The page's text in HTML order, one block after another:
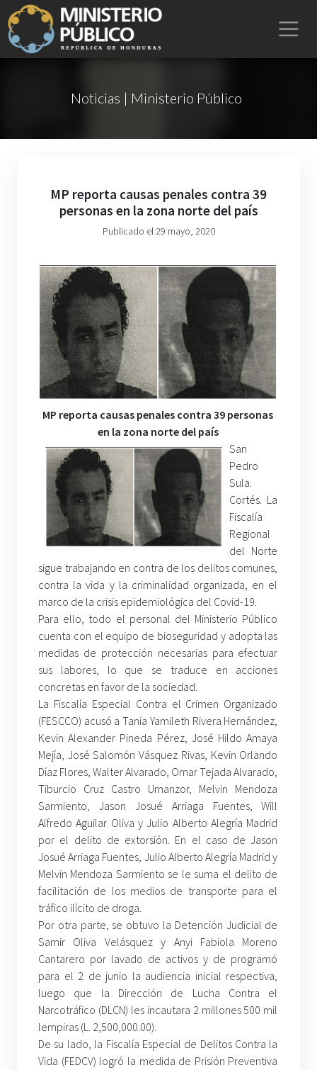
Noticias | Ministerio Público
MP reporta causas penales contra 39
personas en la zona norte del país
Publicado el 29 mayo, 2020
MP reporta causas penales contra 39 personas
en la zona norte del país
San
Pedro
Sula.
Cortés. La
Fiscalía
Regional
del Norte
sigue trabajando en contra de los delitos comunes,
contra la vida y la criminalidad organizada, en el
marco de la crisis epidemiológica del Covid-19.
Para ello, todo el personal del Ministerio Público
cuenta con el equipo de bioseguridad y adopta las
medidas de protección necesarias para efectuar
sus labores, lo que se traduce en acciones
concretas en favor de la sociedad.
La Fiscalía Especial Contra el Crimen Organizado
(FESCCO) acusó a Tania Yamileth Rivera Hernández,
Kevin Alexander Pineda Pérez, José Hildo Amaya
Mejía, José Salomón Vásquez Rivas, Kevin Orlando
Díaz Flores, Walter Alvarado, Omar Tejada Alvarado,
Tiburcio Cruz Castro Umanzor, Melvin Mendoza
Sarmiento, Jason Josué Arriaga Fuentes, Will
Alfredo Aguilar Oliva y Julio Alberto Alegría Madrid
por el delito de extorsión. En el caso de Jason
Josué Arriaga Fuentes, Julio Alberto Alegría Madrid y
Melvin Mendoza Sarmiento se le suma el delito de
facilitación de los medios de transporte para el
tráfico ilícito de droga.
Por otra parte, se obtuvo la Detención Judicial de
Samir Oliva Velásquez y Anyi Fabiola Moreno
Cantarero por lavado de activos y de programó
para el 2 de junio la audiencia inicial respectiva,
luego que la Dirección de Lucha Contra el
Narcotráfico (DLCN) les incautara 2 millones 500 mil
lempiras (L. 2,500,000.00).
De su lado, la Fiscalía Especial de Delitos Contra la
Vida (FEDCV) logró la medida de Prisión Preventiva